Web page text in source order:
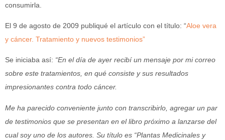
consumirla.
El 9 de agosto de 2009 publiqué el artículo con el título: “Aloe vera
y cáncer. Tratamiento y nuevos testimonios”
Se iniciaba así: “En el día de ayer recibí un mensaje por mi correo
sobre este tratamientos, en qué consiste y sus resultados
impresionantes contra todo cáncer.
Me ha parecido conveniente junto con transcribirlo, agregar un par
de testimonios que se presentan en el libro próximo a lanzarse del
cual soy uno de los autores. Su título es “Plantas Medicinales y